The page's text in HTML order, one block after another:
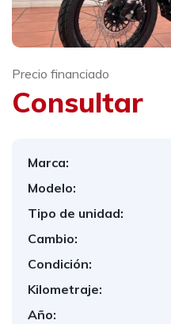
Precio financiado
Consultar
Marca:
Modelo:
Tipo de unidad:
Cambio:
Condición:
Kilometraje:
Año: